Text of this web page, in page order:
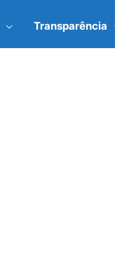
Transparência